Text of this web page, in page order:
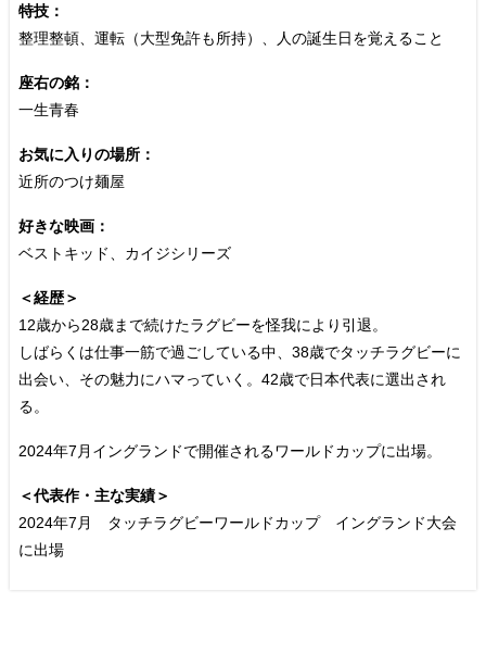
特技：
整理整頓、運転（大型免許も所持）、人の誕生日を覚えること
座右の銘：
一生青春
お気に入りの場所：
近所のつけ麺屋
好きな映画：
ベストキッド、カイジシリーズ
＜経歴＞
12歳から28歳まで続けたラグビーを怪我により引退。
しばらくは仕事一筋で過ごしている中、38歳でタッチラグビーに
出会い、その魅力にハマっていく。42歳で日本代表に選出され
る。
2024年7月イングランドで開催されるワールドカップに出場。
＜代表作・主な実績＞
2024年7月 タッチラグビーワールドカップ イングランド大会
に出場